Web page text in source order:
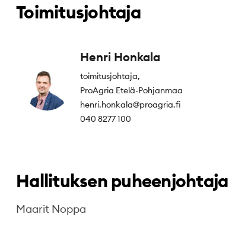
Toimitusjohtaja
Henri Honkala
toimitusjohtaja,
ProAgria Etelä-Pohjanmaa
henri.honkala@proagria.fi
040 8277 100
Hallituksen puheenjohtaja
Maarit Noppa